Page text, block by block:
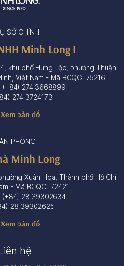
SỞ CHÍNH
Minh Long I
khu phố Hưng Lộc, phường Thuận
Việt Nam - Mã BCQG: 75216
(+84) 274 3668899
274 3724173
Xem bản đồ
PHÒNG
Minh Long
Xuân Hoà, Thành phố Hồ Chí
- Mã BCQG: 72421
(+84) 28 39302634
28 39302625
Xem bản đồ
hệ